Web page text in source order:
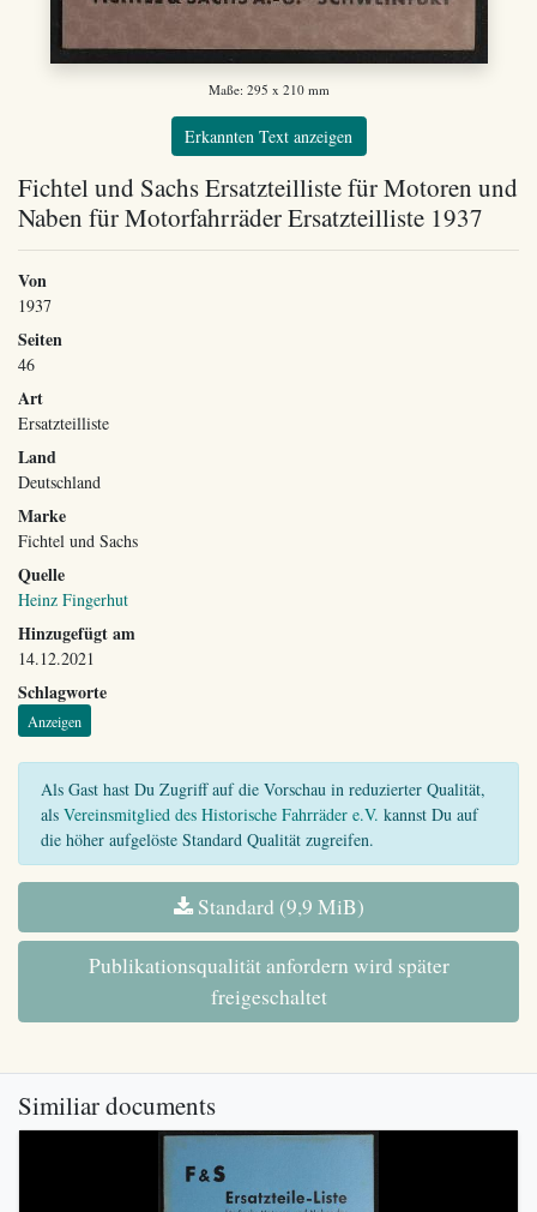
Maße: 295 x 210 mm
Erkannten Text anzeigen
Fichtel und Sachs Ersatzteilliste für Motoren und
Naben für Motorfahrräder Ersatzteilliste 1937
Von
1937
Seiten
46
Art
Ersatzteilliste
Land
Deutschland
Marke
Fichtel und Sachs
Quelle
Heinz Fingerhut
Hinzugefügt am
14.12.2021
Schlagworte
Anzeigen
Als Gast hast Du Zugriff auf die Vorschau in reduzierter Qualität,
als Vereinsmitglied des Historische Fahrräder e.V. kannst Du auf
die höher aufgelöste Standard Qualität zugreifen.
Standard (9,9 MiB)
Publikationsqualität anfordern wird später
freigeschaltet
Similiar documents